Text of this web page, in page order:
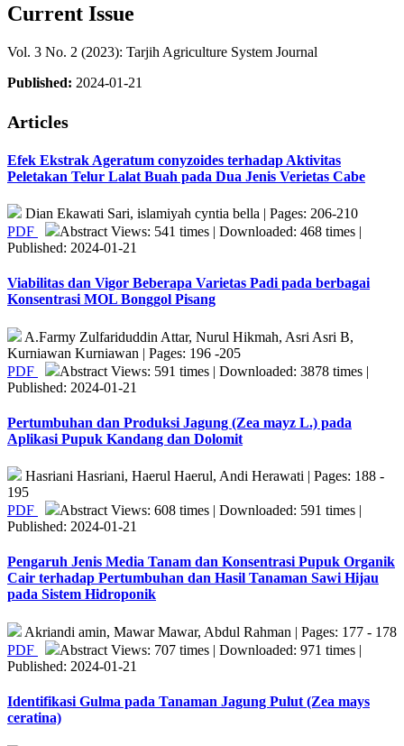
Current Issue
Vol. 3 No. 2 (2023): Tarjih Agriculture System Journal
Published: 2024-01-21
Articles
Efek Ekstrak Ageratum conyzoides terhadap Aktivitas
Peletakan Telur Lalat Buah pada Dua Jenis Verietas Cabe
Dian Ekawati Sari, islamiyah cyntia bella | Pages: 206-210
PDF
Abstract Views: 541 times | Downloaded: 468 times |
Published: 2024-01-21
Viabilitas dan Vigor Beberapa Varietas Padi pada berbagai
Konsentrasi MOL Bonggol Pisang
A.Farmy Zulfariduddin Attar, Nurul Hikmah, Asri Asri B,
Kurniawan Kurniawan | Pages: 196 -205
PDF
Abstract Views: 591 times | Downloaded: 3878 times |
Published: 2024-01-21
Pertumbuhan dan Produksi Jagung (Zea mayz L.) pada
Aplikasi Pupuk Kandang dan Dolomit
Hasriani Hasriani, Haerul Haerul, Andi Herawati | Pages: 188 -
195
PDF
Abstract Views: 608 times | Downloaded: 591 times |
Published: 2024-01-21
Pengaruh Jenis Media Tanam dan Konsentrasi Pupuk Organik
Cair terhadap Pertumbuhan dan Hasil Tanaman Sawi Hijau
pada Sistem Hidroponik
Akriandi amin, Mawar Mawar, Abdul Rahman | Pages: 177 - 178
PDF
Abstract Views: 707 times | Downloaded: 971 times |
Published: 2024-01-21
Identifikasi Gulma pada Tanaman Jagung Pulut (Zea mays
ceratina)